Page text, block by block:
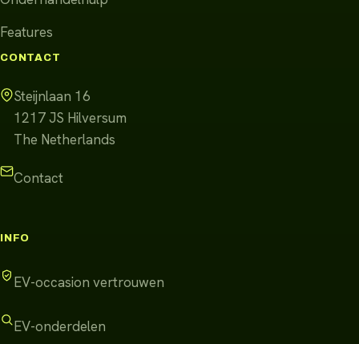
Features
CONTACT
Steijnlaan 16
1217 JS Hilversum
The Netherlands
Contact
INFO
EV-occasion vertrouwen
EV-onderdelen